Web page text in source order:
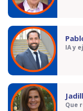
IA y
Que